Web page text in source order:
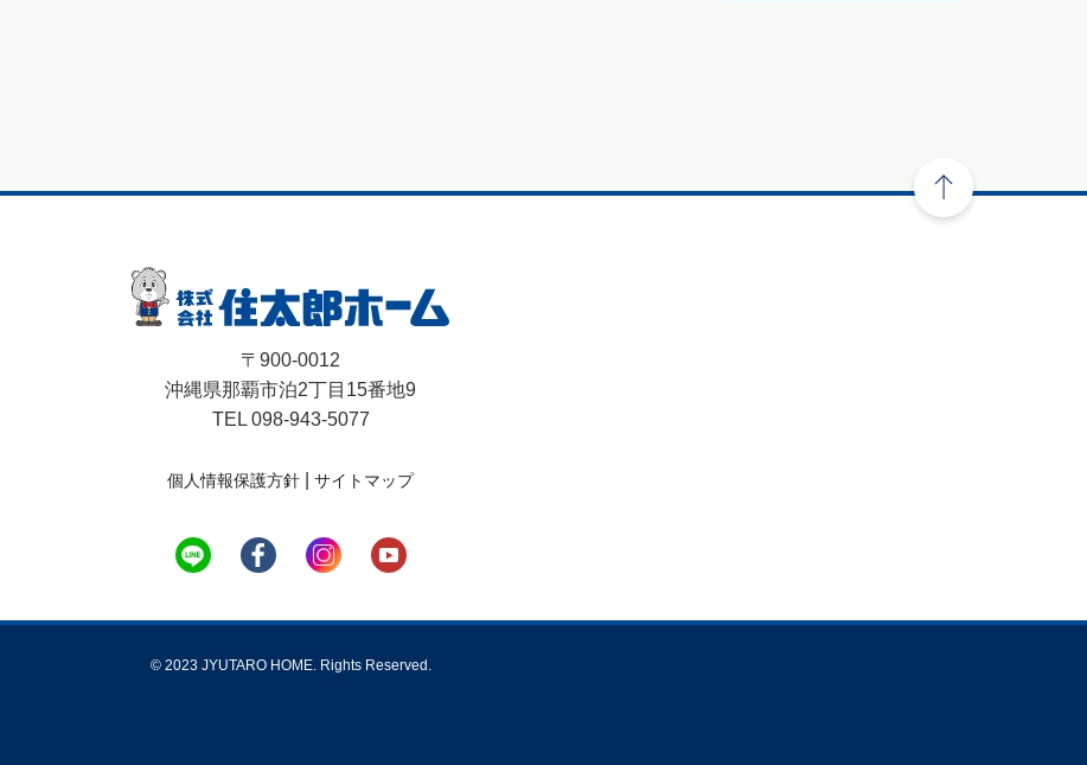
〒900-0012
沖縄県那覇市泊2丁目15番地9
TEL 098-943-5077
個人情報保護方針 サイトマップ
© 2023 JYUTARO HOME. Rights Reserved.